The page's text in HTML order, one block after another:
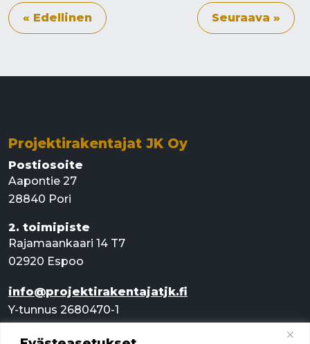
« Edellinen Seuraava »
Projektirakentajat JK Oy
Postiosoite
Aapontie 27
28840 Pori
2. toimipiste
Rajamaankaari 14 T7
02920 Espoo
info@projektirakentajatjk.fi
Y-tunnus 2680470-1